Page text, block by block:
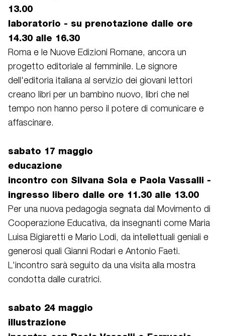
13.00
laboratorio - su prenotazione dalle ore
14.30 alle 16.30
Roma e le Nuove Edizioni Romane, ancora un
progetto editoriale al femminile. Le signore
dell'editoria italiana al servizio dei giovani lettori
creano libri per un bambino nuovo, libri che nel
tempo non hanno perso il potere di comunicare e
affascinare.
sabato 17 maggio
educazione
incontro con Silvana Sola e Paola Vassalli -
ingresso libero dalle ore 11.30 alle 13.00
Per una nuova pedagogia segnata dal Movimento di
Cooperazione Educativa, da insegnanti come Maria
Luisa Bigiaretti e Mario Lodi, da intellettuali geniali e
generosi quali Gianni Rodari e Antonio Faeti.
L'incontro sarà seguito da una visita alla mostra
condotta dalle curatrici.
sabato 24 maggio
illustrazione